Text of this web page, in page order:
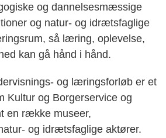
og dannelsesmæssige
og natur- og idrætsfaglige
så læring, oplevelse,
kan gå hånd i hånd.
og læringsforløb er et
Kultur og Borgerservice og
en række museer,
og idrætsfaglige aktører.